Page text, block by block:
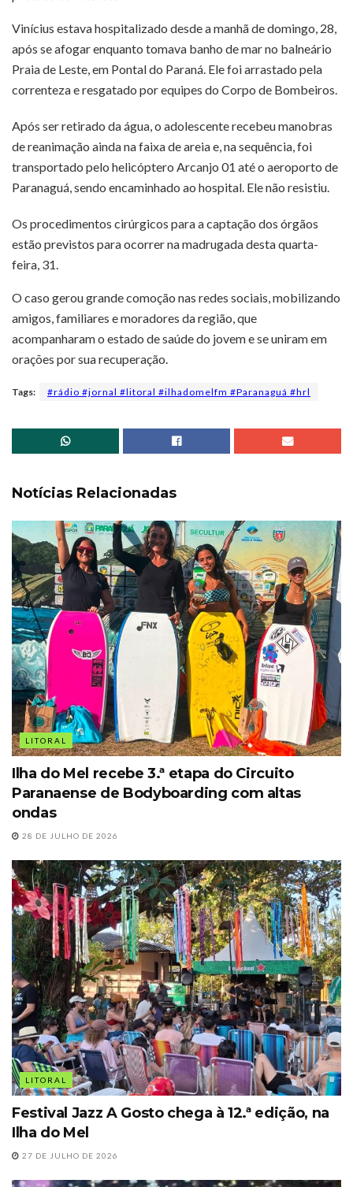
Vinícius estava hospitalizado desde a manhã de domingo, 28,
após se afogar enquanto tomava banho de mar no balneário
Praia de Leste, em Pontal do Paraná. Ele foi arrastado pela
correnteza e resgatado por equipes do Corpo de Bombeiros.
Após ser retirado da água, o adolescente recebeu manobras
de reanimação ainda na faixa de areia e, na sequência, foi
transportado pelo helicóptero Arcanjo 01 até o aeroporto de
Paranaguá, sendo encaminhado ao hospital. Ele não resistiu.
Os procedimentos cirúrgicos para a captação dos órgãos
estão previstos para ocorrer na madrugada desta quarta-
feira, 31.
O caso gerou grande comoção nas redes sociais, mobilizando
amigos, familiares e moradores da região, que
acompanharam o estado de saúde do jovem e se uniram em
orações por sua recuperação.
Tags: #rádio #jornal #litoral #ilhadomelfm #Paranaguá #hrl
Notícias Relacionadas
LITORAL
Ilha do Mel recebe 3.ª etapa do Circuito
Paranaense de Bodyboarding com altas
ondas
28 DE JULHO DE 2026
LITORAL
Festival Jazz A Gosto chega à 12.ª edição, na
Ilha do Mel
27 DE JULHO DE 2026